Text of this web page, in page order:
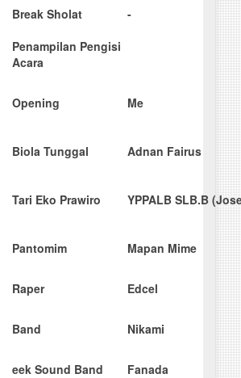
Break Sholat -
Penampilan Pengisi
Acara
Opening Me
Biola Tunggal Adnan Fairus
Tari Eko Prawiro YPPALB SLB.B
Pantomim Mapan Mime
Raper
Edcel
Band Nikami
eek Sound Band Fanada